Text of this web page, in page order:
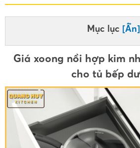
Mục lục [Ẩn]
Giá xoong nồi hợp kim
cho tủ bếp